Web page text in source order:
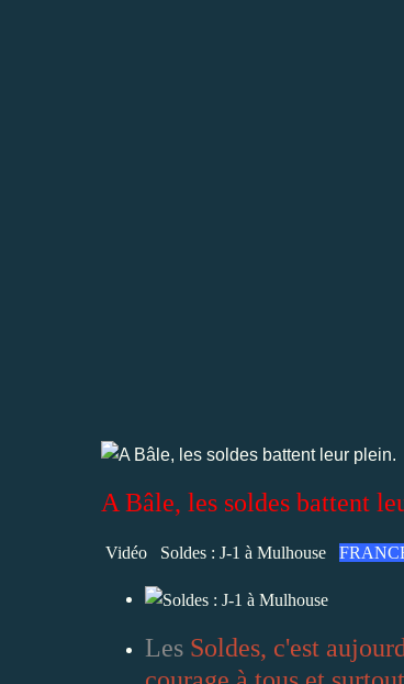
A Bâle, les soldes battent
Vidéo Soldes : J-1 à Mulhouse
Les Soldes, c'est